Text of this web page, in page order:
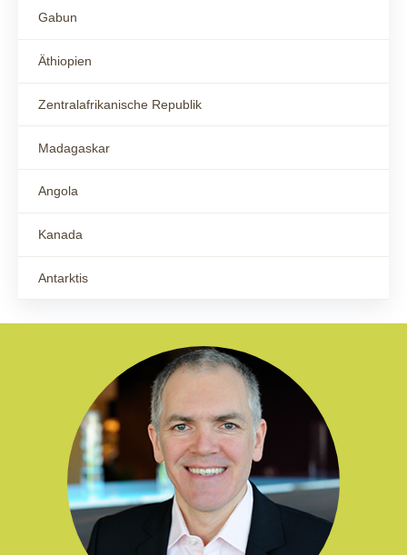
Gabun
Äthiopien
Zentralafrikanische Republik
Madagaskar
Angola
Kanada
Antarktis